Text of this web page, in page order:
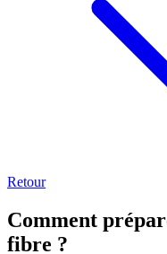
Retour
Comment
fibre ?